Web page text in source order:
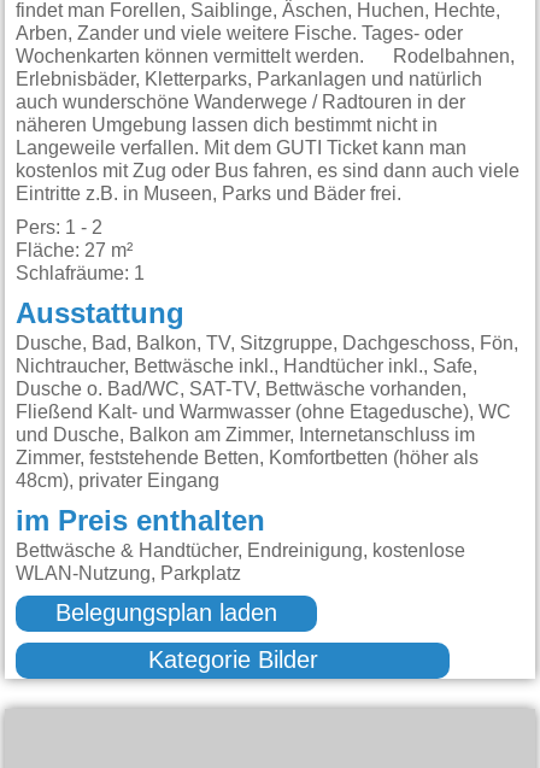
findet man Forellen, Saiblinge, Äschen, Huchen, Hechte,
Arben, Zander und viele weitere Fische. Tages- oder
Wochenkarten können vermittelt werden. Rodelbahnen,
Erlebnisbäder, Kletterparks, Parkanlagen und natürlich
auch wunderschöne Wanderwege / Radtouren in der
näheren Umgebung lassen dich bestimmt nicht in
Langeweile verfallen. Mit dem GUTI Ticket kann man
kostenlos mit Zug oder Bus fahren, es sind dann auch viele
Eintritte z.B. in Museen, Parks und Bäder frei.
Pers: 1 - 2
Fläche: 27 m²
Schlafräume: 1
Ausstattung
Dusche, Bad, Balkon, TV, Sitzgruppe, Dachgeschoss, Fön,
Nichtraucher, Bettwäsche inkl., Handtücher inkl., Safe,
Dusche o. Bad/WC, SAT-TV, Bettwäsche vorhanden,
Fließend Kalt- und Warmwasser (ohne Etagedusche), WC
und Dusche, Balkon am Zimmer, Internetanschluss im
Zimmer, feststehende Betten, Komfortbetten (höher als
48cm), privater Eingang
im Preis enthalten
Bettwäsche & Handtücher, Endreinigung, kostenlose
WLAN-Nutzung, Parkplatz
Belegungsplan laden
Kategorie Bilder